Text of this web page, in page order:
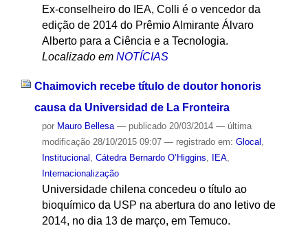
Ex-conselheiro do IEA, Colli é o vencedor da
edição de 2014 do Prêmio Almirante Álvaro
Alberto para a Ciência e a Tecnologia.
Localizado em NOTÍCIAS
Chaimovich recebe título de doutor honoris
causa da Universidad de La Fronteira
por Mauro Bellesa — publicado20/03/2014 — última
modificação28/10/2015 09:07 — registrado em: Glocal ,
Institucional , Cátedra Bernardo O’Higgins, IEA,
Internacionalização
Universidade chilena concedeu o título ao
bioquímico da USP na abertura do ano letivo de
2014, no dia 13 de março, em Temuco.